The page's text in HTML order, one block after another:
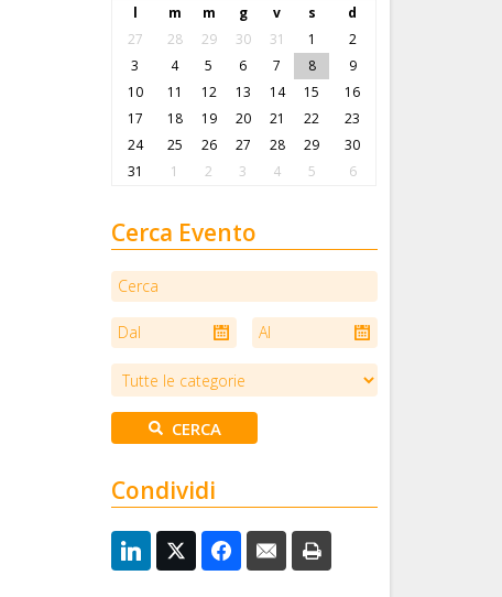
l m m g v s
d
27
28 29 30 31 1
2
3
4 5 6 7 8
9
10
11 12 13 14 15
16
17
18 19 20 21 22
23
24
25 26 27 28 29
30
31
1 2 3 4 5 6
Cerca Evento
Condividi